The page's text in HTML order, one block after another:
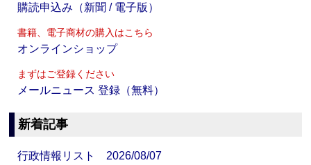
購読申込み（新聞 / 電子版）
書籍、電子商材の購入はこちら
オンラインショップ
まずはご登録ください
メールニュース 登録（無料）
新着記事
行政情報リスト 2026/08/07